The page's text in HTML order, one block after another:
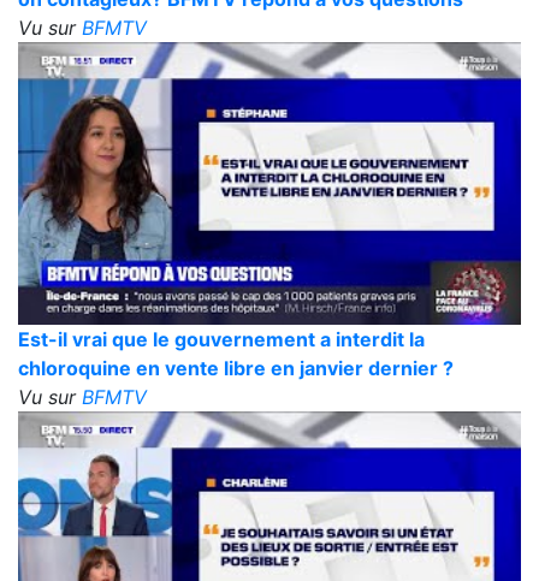
Vu sur BFMTV
Est-il vrai que le gouvernement a interdit la
chloroquine en vente libre en janvier dernier ?
Vu sur BFMTV